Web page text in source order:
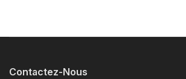
Contactez-Nous